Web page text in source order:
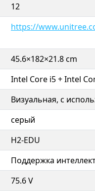
12
https://
45.6×182×21.8 cm
Intel Core i5 + Intel
Визуальная, с
серый
H2-EDU
Поддержка
75.6 V